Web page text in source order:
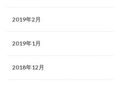
2019年2月
2019年1月
2018年12月